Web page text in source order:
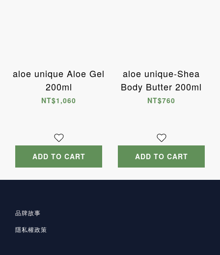
aloe unique Aloe Gel
200ml
NT$1,060
ADD TO CART
aloe unique-Shea
Body Butter 200ml
NT$760
ADD TO CART
品牌故事
隱私權政策